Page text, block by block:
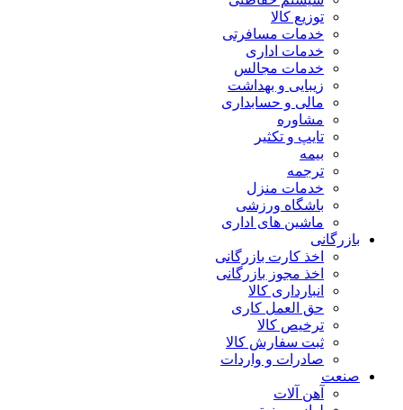
توزیع کالا
خدمات مسافرتی
خدمات اداری
خدمات مجالس
زیبایی و بهداشت
مالی و حسابداری
مشاوره
تایپ و تکثیر
بیمه
ترجمه
خدمات منزل
باشگاه ورزشی
ماشین های اداری
بازرگانی
اخذ کارت بازرگانی
اخذ مجوز بازرگانی
انبارداری کالا
حق العمل کاری
ترخیص کالا
ثبت سفارش کالا
صادرات و واردات
صنعت
آهن آلات